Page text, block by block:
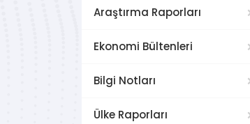
Araştırma Raporları
Ekonomi Bültenleri
Bilgi Notları
Ülke Raporları